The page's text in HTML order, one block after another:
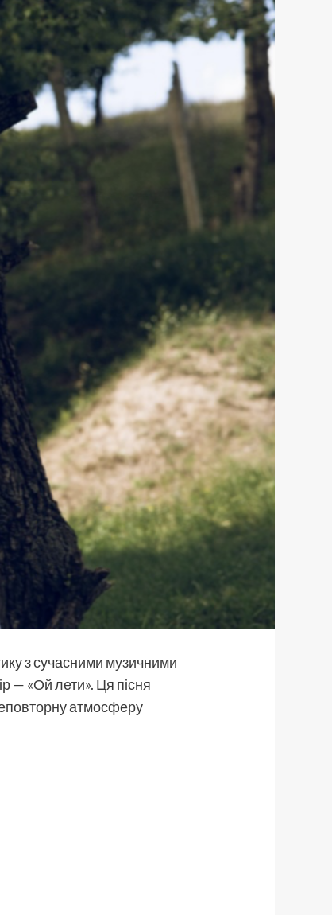
з сучасними музичними
— «Ой лети». Ця пісня
атмосферу